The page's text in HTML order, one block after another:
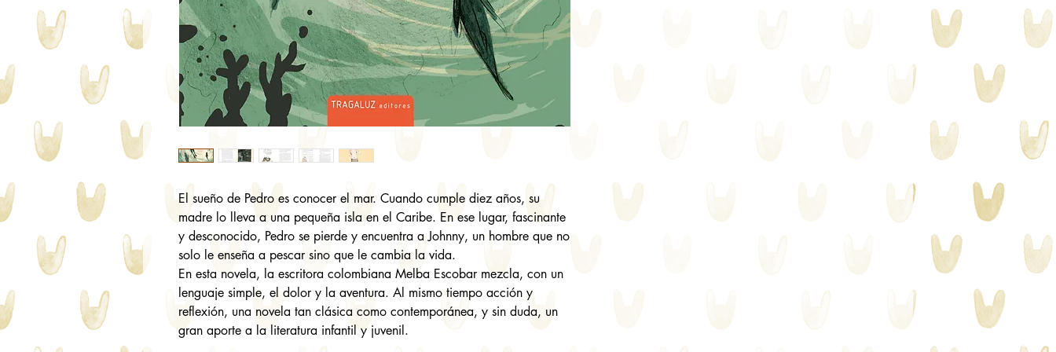
El sueño de Pedro es conocer el mar. Cuando cumple diez años, su
madre lo lleva a una pequeña isla en el Caribe. En ese lugar, fascinante
y desconocido, Pedro se pierde y encuentra a Johnny, un hombre que no
solo le enseña a pescar sino que le cambia la vida.
En esta novela, la escritora colombiana Melba Escobar mezcla, con un
lenguaje simple, el dolor y la aventura. Al mismo tiempo acción y
reflexión, una novela tan clásica como contemporánea, y sin duda, un
gran aporte a la literatura infantil y juvenil.